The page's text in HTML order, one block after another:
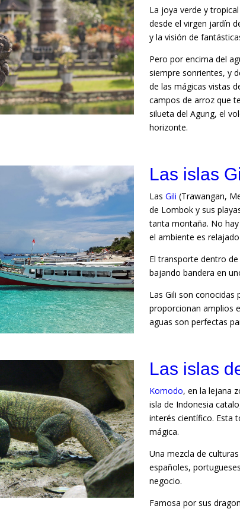
La joya verde y
desde el virgen jardín
y la visión de
Pero por encima del
siempre sonrientes, y
de las mágicas vistas
campos de arroz que
silueta del Agung, el
horizonte.
Las islas
LasGili (Trawangan,
de Lombok y sus
tanta montaña. No
el ambiente es
El transporte dentro
bajando bandera en
Las Gili son conocidas
proporcionan amplios
aguas son perfectas
Las islas
Komodo, en la lejana
isla de Indonesia
interés científico. Esta
mágica.
Una mezcla de
españoles,
negocio.
Famosa por sus